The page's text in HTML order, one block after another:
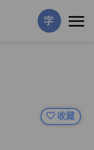
字
收藏